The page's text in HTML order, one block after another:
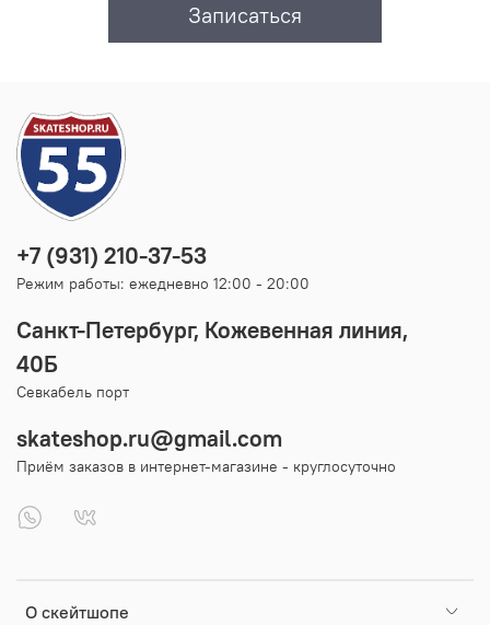
Записаться
О скейтшопе
+7 (931) 210-37-53
Режим работы: ежедневно 12:00 - 20:00
Санкт-Петербург, Кожевенная линия,
40Б
Севкабель порт
skateshop.ru@gmail.com
Приём заказов в интернет-магазине - круглосуточно